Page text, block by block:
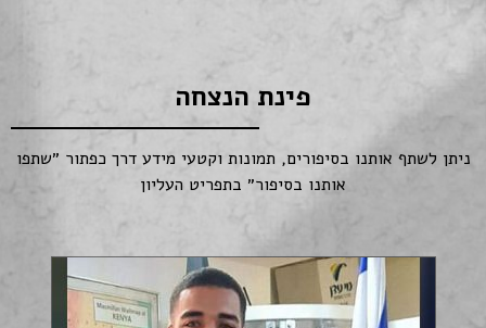
פינת הנצחה
ניתן לשתף אותנו בסיפורים, תמונות וקטעי מידע דרך כפתור ״שתפו
אותנו בסיפור״ בתפריט העליון